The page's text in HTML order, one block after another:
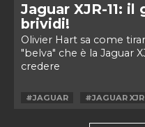
Jaguar XJR-11: il
brividi!
Olivier Hart sa come
"belva" che è la Jaguar
credere
#JAGUAR #JAGUAR